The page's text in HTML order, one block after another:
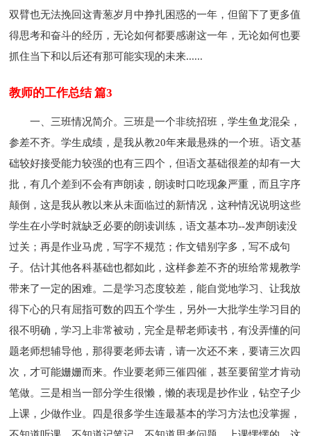
双臂也无法挽回这青葱岁月中挣扎困惑的一年，但留下了更多值
得思考和奋斗的经历，无论如何都要感谢这一年，无论如何也要
抓住当下和以后还有那可能实现的未来......
教师的工作总结 篇3
一、三班情况简介。三班是一个非统招班，学生鱼龙混朵，
参差不齐。学生成绩，是我从教20年来最悬殊的一个班。语文基
础较好接受能力较强的也有三四个，但语文基础很差的却有一大
批，有几个差到不会有声朗读，朗读时口吃现象严重，而且字序
颠倒，这是我从教以来从未面临过的新情况，这种情况说明这些
学生在小学时就缺乏必要的朗读训练，语文基本功--发声朗读没
过关；再是作业马虎，写字不规范；作文错别字多，写不成句
子。估计其他各科基础也都如此，这样参差不齐的班给常规教学
带来了一定的困难。二是学习态度较差，能自觉地学习、让我放
得下心的只有屈指可数的四五个学生，另外一大批学生学习目的
很不明确，学习上非常被动，完全是帮老师读书，有没弄懂的问
题老师想辅导他，那得要老师去请，请一次还不来，要请三次四
次，才可能姗姗而来。作业要老师三催四催，甚至要留堂才肯动
笔做。三是相当一部分学生很懒，懒的表现是抄作业，钻空子少
上课，少做作业。四是很多学生连最基本的学习方法也没掌握，